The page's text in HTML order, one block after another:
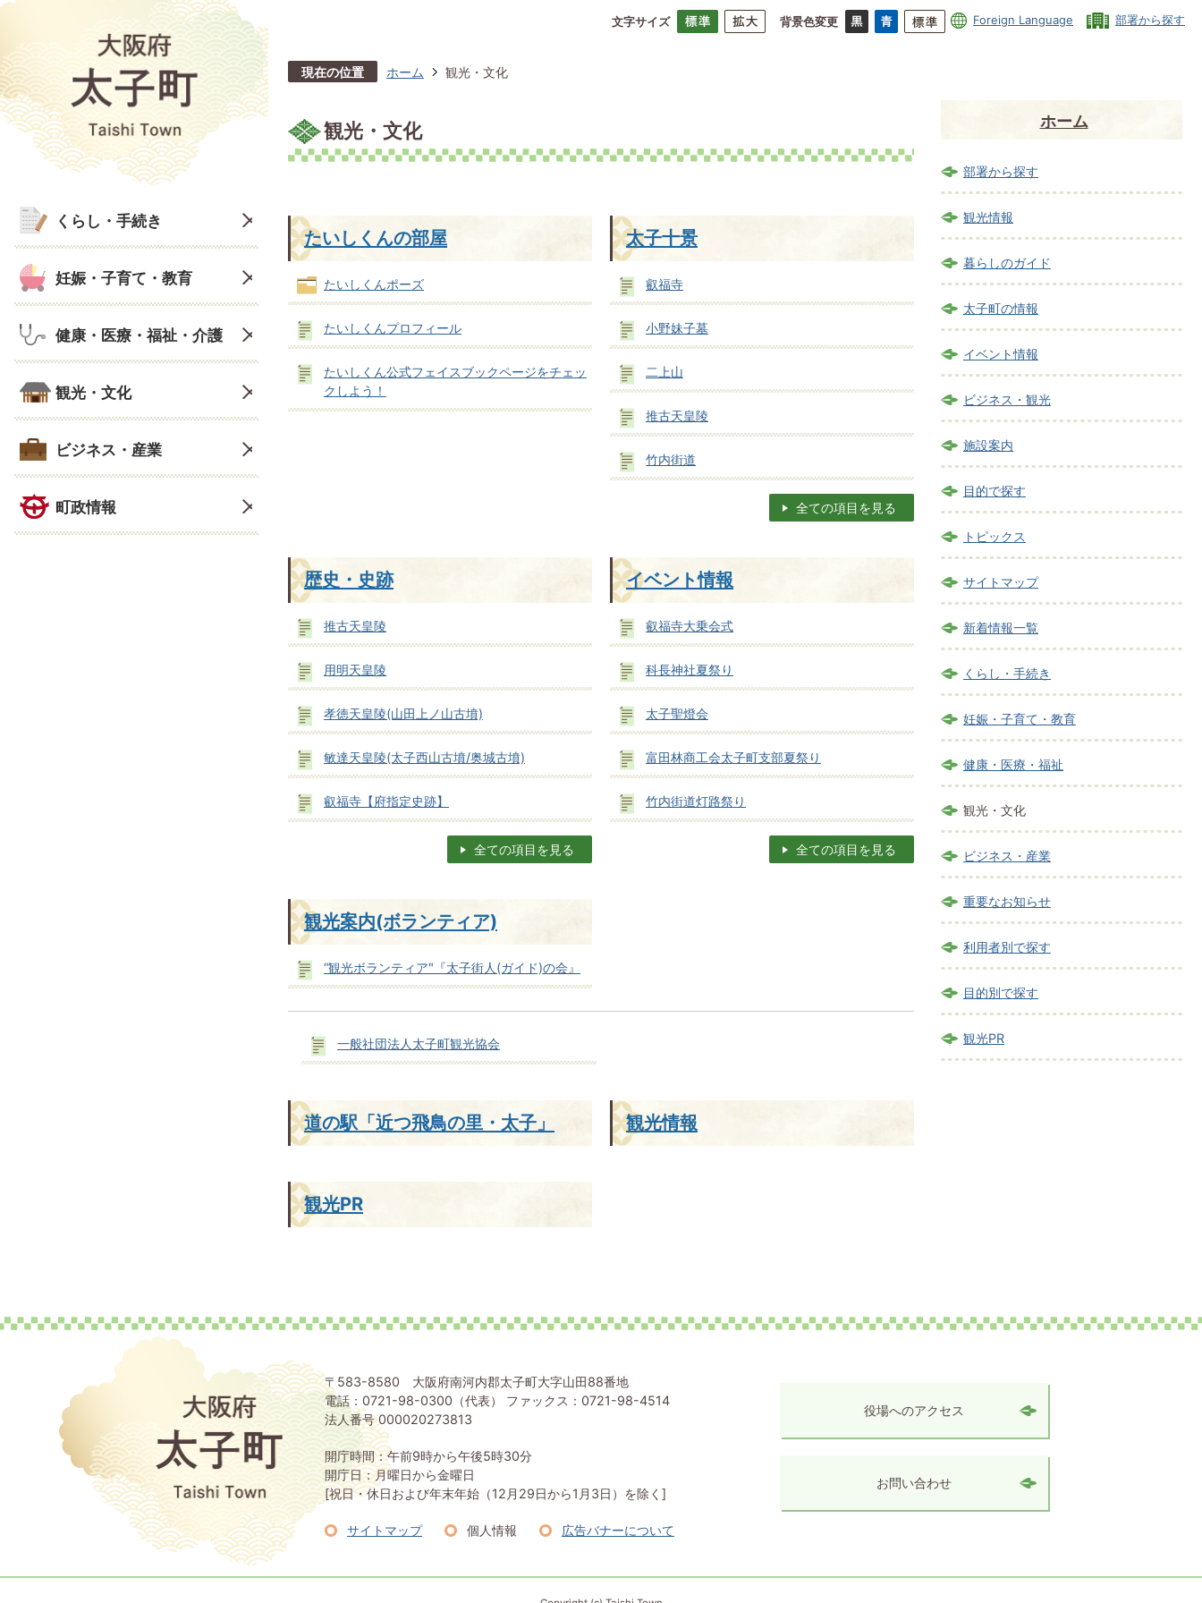
文字サイズ 背景色変更 Foreign Language 部署から探す
くらし・手続き
妊娠・子育て・教育
健康・医療・福祉・介護
観光・文化
ビジネス・産業
町政情報
現在の位置 ホーム 観光・文化
観光・文化
たいしくんの部屋
たいしくんポーズ
たいしくんプロフィール
たいしくん公式フェイスブックページをチェッ
クしよう！
太子十景
叡福寺
小野妹子墓
二上山
推古天皇陵
竹内街道
全ての項目を見る
歴史・史跡
推古天皇陵
用明天皇陵
孝徳天皇陵(山田上ノ山古墳)
敏達天皇陵(太子西山古墳/奥城古墳)
叡福寺【府指定史跡】
全ての項目を見る
イベント情報
叡福寺大乗会式
科長神社夏祭り
太子聖燈会
富田林商工会太子町支部夏祭り
竹内街道灯路祭り
全ての項目を見る
観光案内(ボランティア)
“観光ボランティア"『太子街人(ガイド)の会』
一般社団法人太子町観光協会
道の駅「近つ飛鳥の里・太子」 観光情報
観光PR
ホーム
部署から探す
観光情報
暮らしのガイド
太子町の情報
イベント情報
ビジネス・観光
施設案内
目的で探す
トピックス
サイトマップ
新着情報一覧
くらし・手続き
妊娠・子育て・教育
健康・医療・福祉
観光・文化
ビジネス・産業
重要なお知らせ
利用者別で探す
目的別で探す
観光PR
子
Taishi
Town
〒583-8580 大阪府南河内郡太子町大字山田88番地
電話：0721-98-0300（代表） ファックス：0721-98-4514
法人番号 000020273813
開庁時間：午前9時から午後5時30分
開庁日：月曜日から金曜日
[祝日・休日および年末年始（12月29日から1月3日）を除く]
サイトマップ 個人情報 広告バナーについて
役場へのアクセス
お問い合わせ